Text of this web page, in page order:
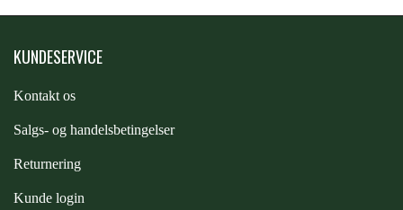
KUNDESERVICE
Kontakt os
Salgs- og handelsbetingelser
Returnering
Kunde login